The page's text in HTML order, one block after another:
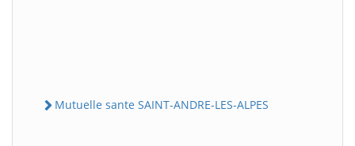
Mutuelle sante SAINT-ANDRE-LES-ALPES